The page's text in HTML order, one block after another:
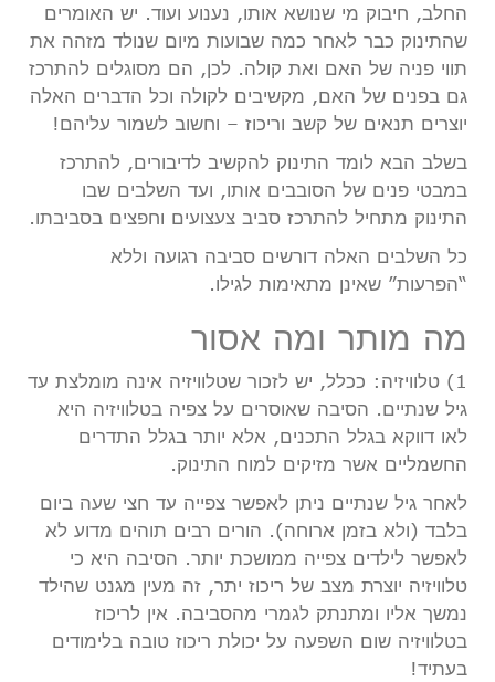
החלב, חיבוק מי שנושא אותו, נענוע ועוד. יש האומרים
שהתינוק כבר לאחר כמה שבועות מיום שנולד מזהה את
תווי פניה של האם ואת קולה. לכן, הם מסוגלים להתרכז
גם בפנים של האם, מקשיבים לקולה וכל הדברים האלה
יוצרים תנאים של קשב וריכוז – וחשוב לשמור עליהם!
בשלב הבא לומד התינוק להקשיב לדיבורים, להתרכז
במבטי פנים של הסובבים אותו, ועד השלבים שבו
התינוק מתחיל להתרכז סביב צעצועים וחפצים בסביבתו.
כל השלבים האלה דורשים סביבה רגועה וללא
“הפרעות” שאינן מתאימות לגילו.
מה מותר ומה אסור
1) טלוויזיה: ככלל, יש לזכור שטלוויזיה אינה מומלצת עד
גיל שנתיים. הסיבה שאוסרים על צפיה בטלוויזיה היא
לאו דווקא בגלל התכנים, אלא יותר בגלל התדרים
החשמליים אשר מזיקים למוח התינוק.
לאחר גיל שנתיים ניתן לאפשר צפייה עד חצי שעה ביום
בלבד (ולא בזמן ארוחה). הורים רבים תוהים מדוע לא
לאפשר לילדים צפייה ממושכת יותר. הסיבה היא כי
טלוויזיה יוצרת מצב של ריכוז יתר, זה מעין מגנט שהילד
נמשך אליו ומתנתק לגמרי מהסביבה. אין לריכוז
בטלוויזיה שום השפעה על יכולת ריכוז טובה בלימודים
בעתיד!